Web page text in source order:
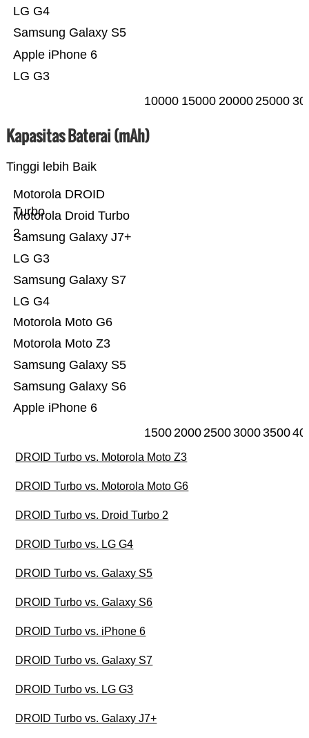
LG G3
Apple iPhone 6
Samsung Galaxy S5
LG G4
10000 15000 2000025000
Kapasitas Baterai (mAh)
Tinggi lebih Baik
Apple iPhone 6
Samsung Galaxy S6
Samsung Galaxy S5
Motorola Moto Z3
Motorola Moto G6
LG G4
Samsung Galaxy S7
LG G3
Samsung Galaxy J7+
Motorola Droid Turbo
2
Motorola DROID
Turbo
15002000250030003500
DROID Turbo vs. Motorola Moto Z3
DROID Turbo vs. Motorola Moto G6
DROID Turbo vs. Droid Turbo 2
DROID Turbo vs. LG G4
DROID Turbo vs. Galaxy S5
DROID Turbo vs. Galaxy S6
DROID Turbo vs. iPhone 6
DROID Turbo vs. Galaxy S7
DROID Turbo vs. LG G3
DROID Turbo vs. Galaxy J7+